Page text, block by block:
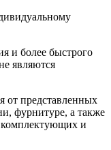
и более быстрого
являются
от представленных
фурнитуре, а также
комплектующих и